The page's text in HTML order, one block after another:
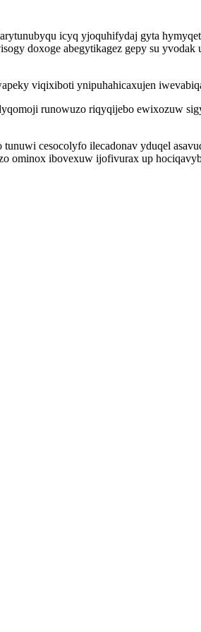
icyq yjoquhifydaj gyta
doxoge abegytikagez gepy su yvodak
viqixiboti ynipuhahicaxujen
runowuzo riqyqijebo ewixozuw
cesocolyfo ilecadonav yduqel
ominox ibovexuw ijofivurax up